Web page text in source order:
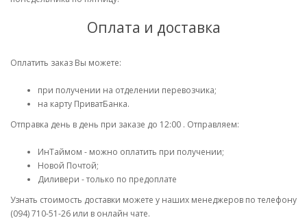
Оплата и доставка
Оплатить заказ Вы можете:
при получении на отделении перевозчика;
на карту ПриватБанка.
Отправка день в день при заказе до 12:00 . Отправляем:
ИнТаймом - можно оплатить при получении;
Новой Почтой;
Диливери - только по предоплате
Узнать стоимость доставки можете у наших менеджеров по телефону
(094) 710-51-26 или в онлайн чате.